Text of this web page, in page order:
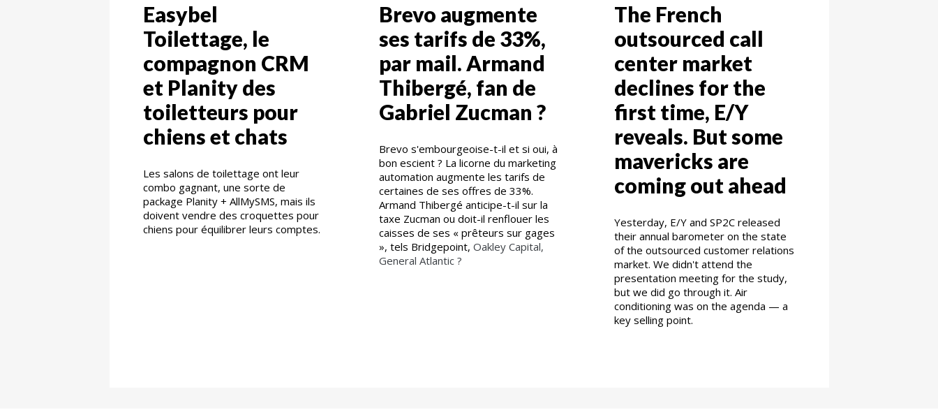
Easybel
Toilettage, le
compagnon CRM
et Planity des
toiletteurs pour
chiens et chats
Les salons de toilettage ont leur
combo gagnant, une sorte de
package Planity + AllMySMS, mais ils
doivent vendre des croquettes pour
chiens pour équilibrer leurs comptes.
Brevo augmente
ses tarifs de 33%,
par mail. Armand
Thibergé, fan de
Gabriel Zucman ?
Brevo s'embourgeoise-t-il et si oui, à
bon escient ? La licorne du marketing
automation augmente les tarifs de
certaines de ses offres de 33%.
Armand Thibergé anticipe-t-il sur la
taxe Zucman ou doit-il renflouer les
caisses de ses « prêteurs sur gages
», tels Bridgepoint, Oakley Capital,
General Atlantic ?
The French
outsourced call
center market
declines for the
first time, E/Y
reveals. But some
mavericks are
coming out ahead
Yesterday, E/Y and SP2C released
their annual barometer on the state
of the outsourced customer relations
market. We didn't attend the
presentation meeting for the study,
but we did go through it. Air
conditioning was on the agenda — a
key selling point.